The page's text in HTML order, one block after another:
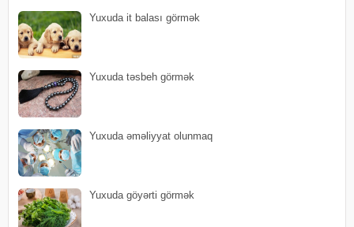
Yuxuda it balası görmək
Yuxuda təsbeh görmək
Yuxuda əməliyyat olunmaq
Yuxuda göyərti görmək